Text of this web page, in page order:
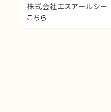
キャスティングゴールド
タイプⅡ
株式会社エスアールシー
こちら